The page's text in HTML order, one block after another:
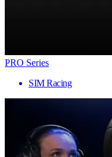
PRO Series
SIM Racing